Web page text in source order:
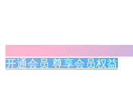
开通会员 尊享会员权益